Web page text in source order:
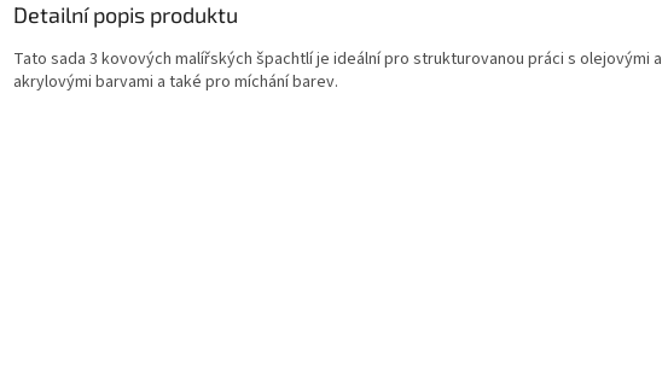
Detailní popis produktu
Tato sada 3 kovových malířských špachtlí je ideální pro strukturovanou práci s olejovými a
akrylovými barvami a také pro míchání barev.